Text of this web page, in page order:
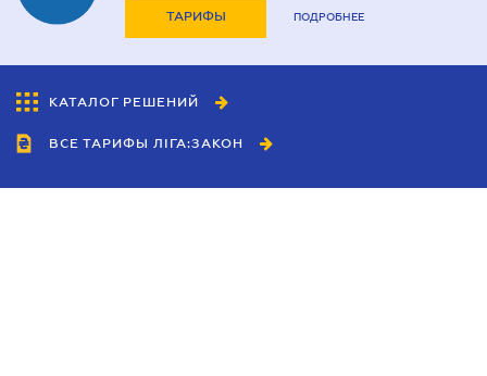
ТАРИФЫ ПОДРОБНЕЕ
КАТАЛОГ РЕШЕНИЙ
ВСЕ ТАРИФЫ ЛІГА:ЗАКОН